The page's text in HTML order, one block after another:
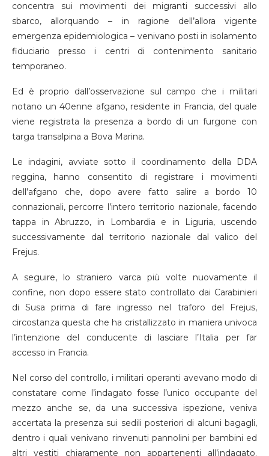
concentra sui movimenti dei migranti successivi allo
sbarco, allorquando – in ragione dell’allora vigente
emergenza epidemiologica – venivano posti in isolamento
fiduciario presso i centri di contenimento sanitario
temporaneo.
Ed è proprio dall’osservazione sul campo che i militari
notano un 40enne afgano, residente in Francia, del quale
viene registrata la presenza a bordo di un furgone con
targa transalpina a Bova Marina.
Le indagini, avviate sotto il coordinamento della DDA
reggina, hanno consentito di registrare i movimenti
dell’afgano che, dopo avere fatto salire a bordo 10
connazionali, percorre l’intero territorio nazionale, facendo
tappa in Abruzzo, in Lombardia e in Liguria, uscendo
successivamente dal territorio nazionale dal valico del
Frejus.
A seguire, lo straniero varca più volte nuovamente il
confine, non dopo essere stato controllato dai Carabinieri
di Susa prima di fare ingresso nel traforo del Frejus,
circostanza questa che ha cristallizzato in maniera univoca
l’intenzione del conducente di lasciare l’Italia per far
accesso in Francia.
Nel corso del controllo, i militari operanti avevano modo di
constatare come l’indagato fosse l’unico occupante del
mezzo anche se, da una successiva ispezione, veniva
accertata la presenza sui sedili posteriori di alcuni bagagli,
dentro i quali venivano rinvenuti pannolini per bambini ed
altri vestiti chiaramente non appartenenti all’indagato.